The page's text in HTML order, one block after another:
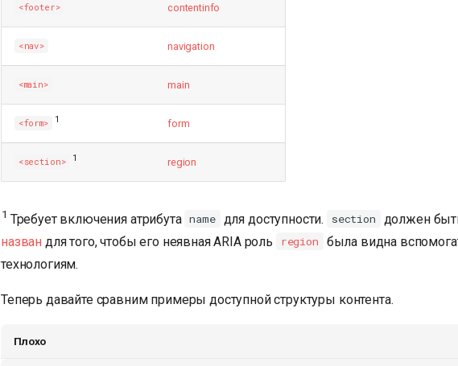
<footer> contentinfo
<nav> navigation
<main> main
<form> 1 form
<section> 1 region
1 Требует включения атрибута name для доступности. section
должен
назван для того, чтобы его неявная ARIA роль region
была видна
технологиям.
Теперь давайте сравним примеры доступной структуры контента.
Плохо